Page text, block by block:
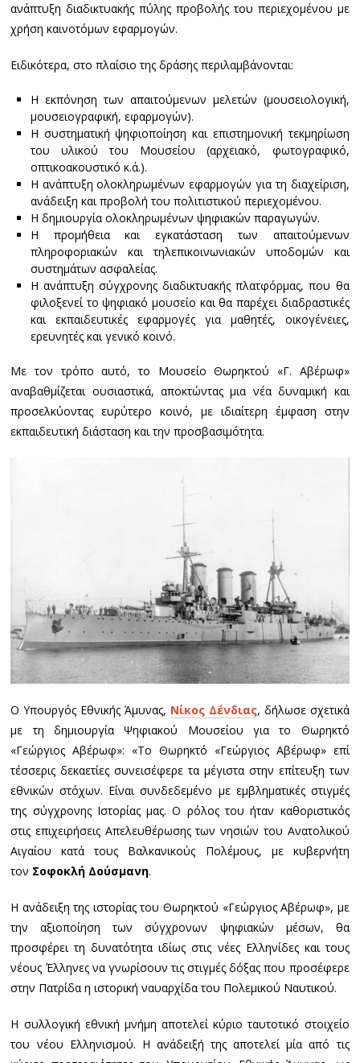
ανάπτυξη διαδικτυακής πύλης προβολής του περιεχομένου με
χρήση καινοτόμων εφαρμογών.
Ειδικότερα, στο πλαίσιο της δράσης περιλαμβάνονται:
Η εκπόνηση των απαιτούμενων μελετών (μουσειολογική,
μουσειογραφική, εφαρμογών).
Η συστηματική ψηφιοποίηση και επιστημονική τεκμηρίωση
του υλικού του Μουσείου (αρχειακό, φωτογραφικό,
οπτικοακουστικό κ.ά.).
Η ανάπτυξη ολοκληρωμένων εφαρμογών για τη διαχείριση,
ανάδειξη και προβολή του πολιτιστικού περιεχομένου.
Η δημιουργία ολοκληρωμένων ψηφιακών παραγωγών.
Η προμήθεια και εγκατάσταση των απαιτούμενων
πληροφοριακών και τηλεπικοινωνιακών υποδομών και
συστημάτων ασφαλείας.
Η ανάπτυξη σύγχρονης διαδικτυακής πλατφόρμας, που θα
φιλοξενεί το ψηφιακό μουσείο και θα παρέχει διαδραστικές
και εκπαιδευτικές εφαρμογές για μαθητές, οικογένειες,
ερευνητές και γενικό κοινό.
Με τον τρόπο αυτό, το Μουσείο Θωρηκτού «Γ. Αβέρωφ»
αναβαθμίζεται ουσιαστικά, αποκτώντας μια νέα δυναμική και
προσελκύοντας ευρύτερο κοινό, με ιδιαίτερη έμφαση στην
εκπαιδευτική διάσταση και την προσβασιμότητα.
Ο Υπουργός Εθνικής Άμυνας, Νίκος Δένδιας, δήλωσε σχετικά
με τη δημιουργία Ψηφιακού Μουσείου για το Θωρηκτό
«Γεώργιος Αβέρωφ»: «Το Θωρηκτό «Γεώργιος Αβέρωφ» επί
τέσσερις δεκαετίες συνεισέφερε τα μέγιστα στην επίτευξη των
εθνικών στόχων. Είναι συνδεδεμένο με εμβληματικές στιγμές
της σύγχρονης Ιστορίας μας. Ο ρόλος του ήταν καθοριστικός
στις επιχειρήσεις Απελευθέρωσης των νησιών του Ανατολικού
Αιγαίου κατά τους Βαλκανικούς Πολέμους, με κυβερνήτη
τον Σοφοκλή Δούσμανη.
Η ανάδειξη της ιστορίας του Θωρηκτού «Γεώργιος Αβέρωφ», με
την αξιοποίηση των σύγχρονων ψηφιακών μέσων, θα
προσφέρει τη δυνατότητα ιδίως στις νέες Ελληνίδες και τους
νέους Έλληνες να γνωρίσουν τις στιγμές δόξας που προσέφερε
στην Πατρίδα η ιστορική ναυαρχίδα του Πολεμικού Ναυτικού.
Η συλλογική εθνική μνήμη αποτελεί κύριο ταυτοτικό στοιχείο
του νέου Ελληνισμού. Η ανάδειξή της αποτελεί μία από τις